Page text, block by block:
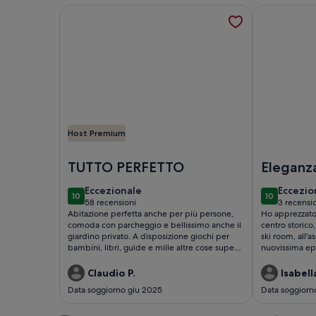
Host Premium
TUTTO PERFETTO
1010 su 10
Eccezionale
eccezionale
58 recensioni
(58
recensioni)
Abitazione perfetta anche per più persone,
comoda con parcheggio e bellissimo anche il
giardino privato. A disposizione giochi per
bambini, libri, guide e mille altre cose super
contesto tranquillo e comodo per
raggiungere Cortina in pochi minuti di auto.
Se possibile ci torneremo sicuramente!
Claudio P.
Data soggiorno giu 2025
1010 su 10
3
(3
Ho
centro
ski room,
nuovissima
Persino i
profumi
una stanza
Data